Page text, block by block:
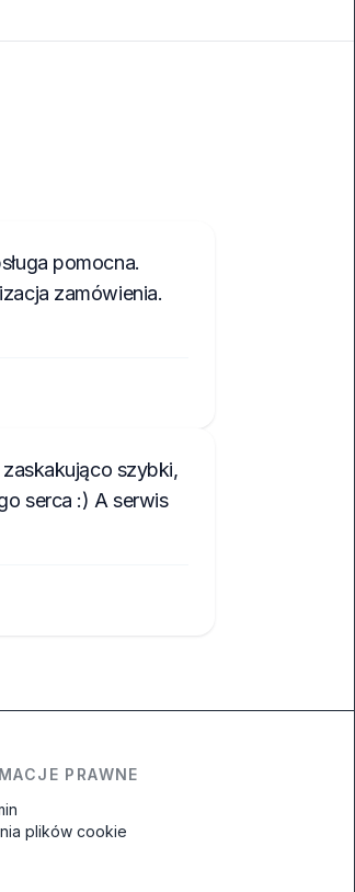
pomocna.
zamówienia.
szybki,
serca :) A serwis
PRAWNE
plików cookie